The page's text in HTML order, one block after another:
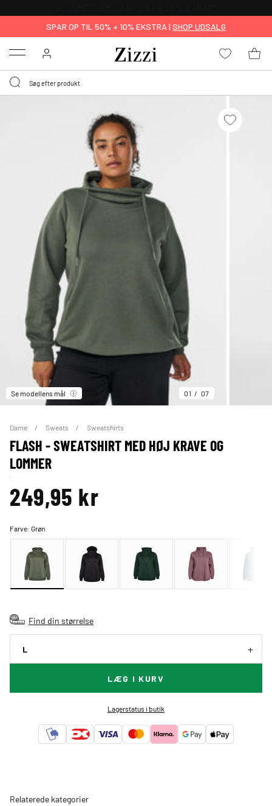
SPAR OP TIL 50% + 10% EKSTRA | SHOP UDSALG
Menu
Se modellens mål 01 07
Dame Sweats Sweatshirts
FLASH - SWEATSHIRT MED HØJ KRAVE OG
LOMMER
249,95 kr
Farve:Grøn
Find din størrelse
L
LÆG I KURV
Lagerstatus i butik
Relaterede kategorier